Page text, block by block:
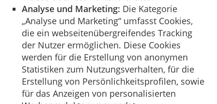
Analyse und Marketing: Die Kategorie
„Analyse und Marketing“ umfasst Cookies,
die ein webseitenübergreifendes Tracking
der Nutzer ermöglichen. Diese Cookies
werden für die Erstellung von anonymen
Statistiken zum Nutzungsverhalten, für die
Erstellung von Persönlichkeitsprofilen, sowie
für das Anzeigen von personalisierten